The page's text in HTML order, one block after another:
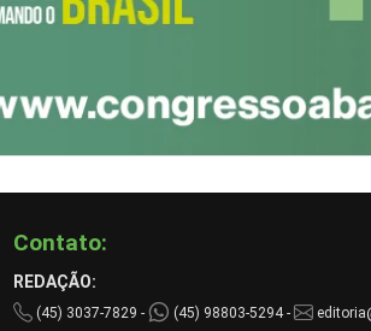
Contato:
REDAÇÃO:
(45) 3037-7829 - (45) 98803-5294 -